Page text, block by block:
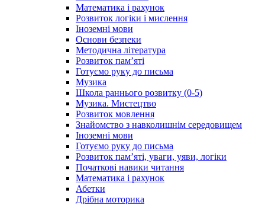
Математика і рахунок
Розвиток логіки і мислення
Іноземні мови
Основи безпеки
Методична література
Розвиток пам’яті
Готуємо руку до письма
Музика
Школа раннього розвитку (0-5)
Музика. Мистецтво
Розвиток мовлення
Знайомство з навколишнім середовищем
Іноземні мови
Готуємо руку до письма
Розвиток пам’яті, уваги, уяви, логіки
Початкові навики читання
Математика і рахунок
Абетки
Дрібна моторика